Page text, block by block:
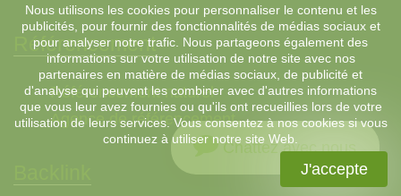
Référencement
Référencement naturel
Agence de référencement
Chattez avec nous
Nous utilisons les cookies pour personnaliser le contenu et les
publicités, pour fournir des fonctionnalités de médias sociaux et
pour analyser notre trafic. Nous partageons également des
informations sur votre utilisation de notre site avec nos
partenaires en matière de médias sociaux, de publicité et
d'analyse qui peuvent les combiner avec d'autres informations
que vous leur avez fournies ou qu'ils ont recueillies lors de votre
utilisation de leurs services. Vous consentez à nos cookies si vous
continuez à utiliser notre site Web.
J'accepte